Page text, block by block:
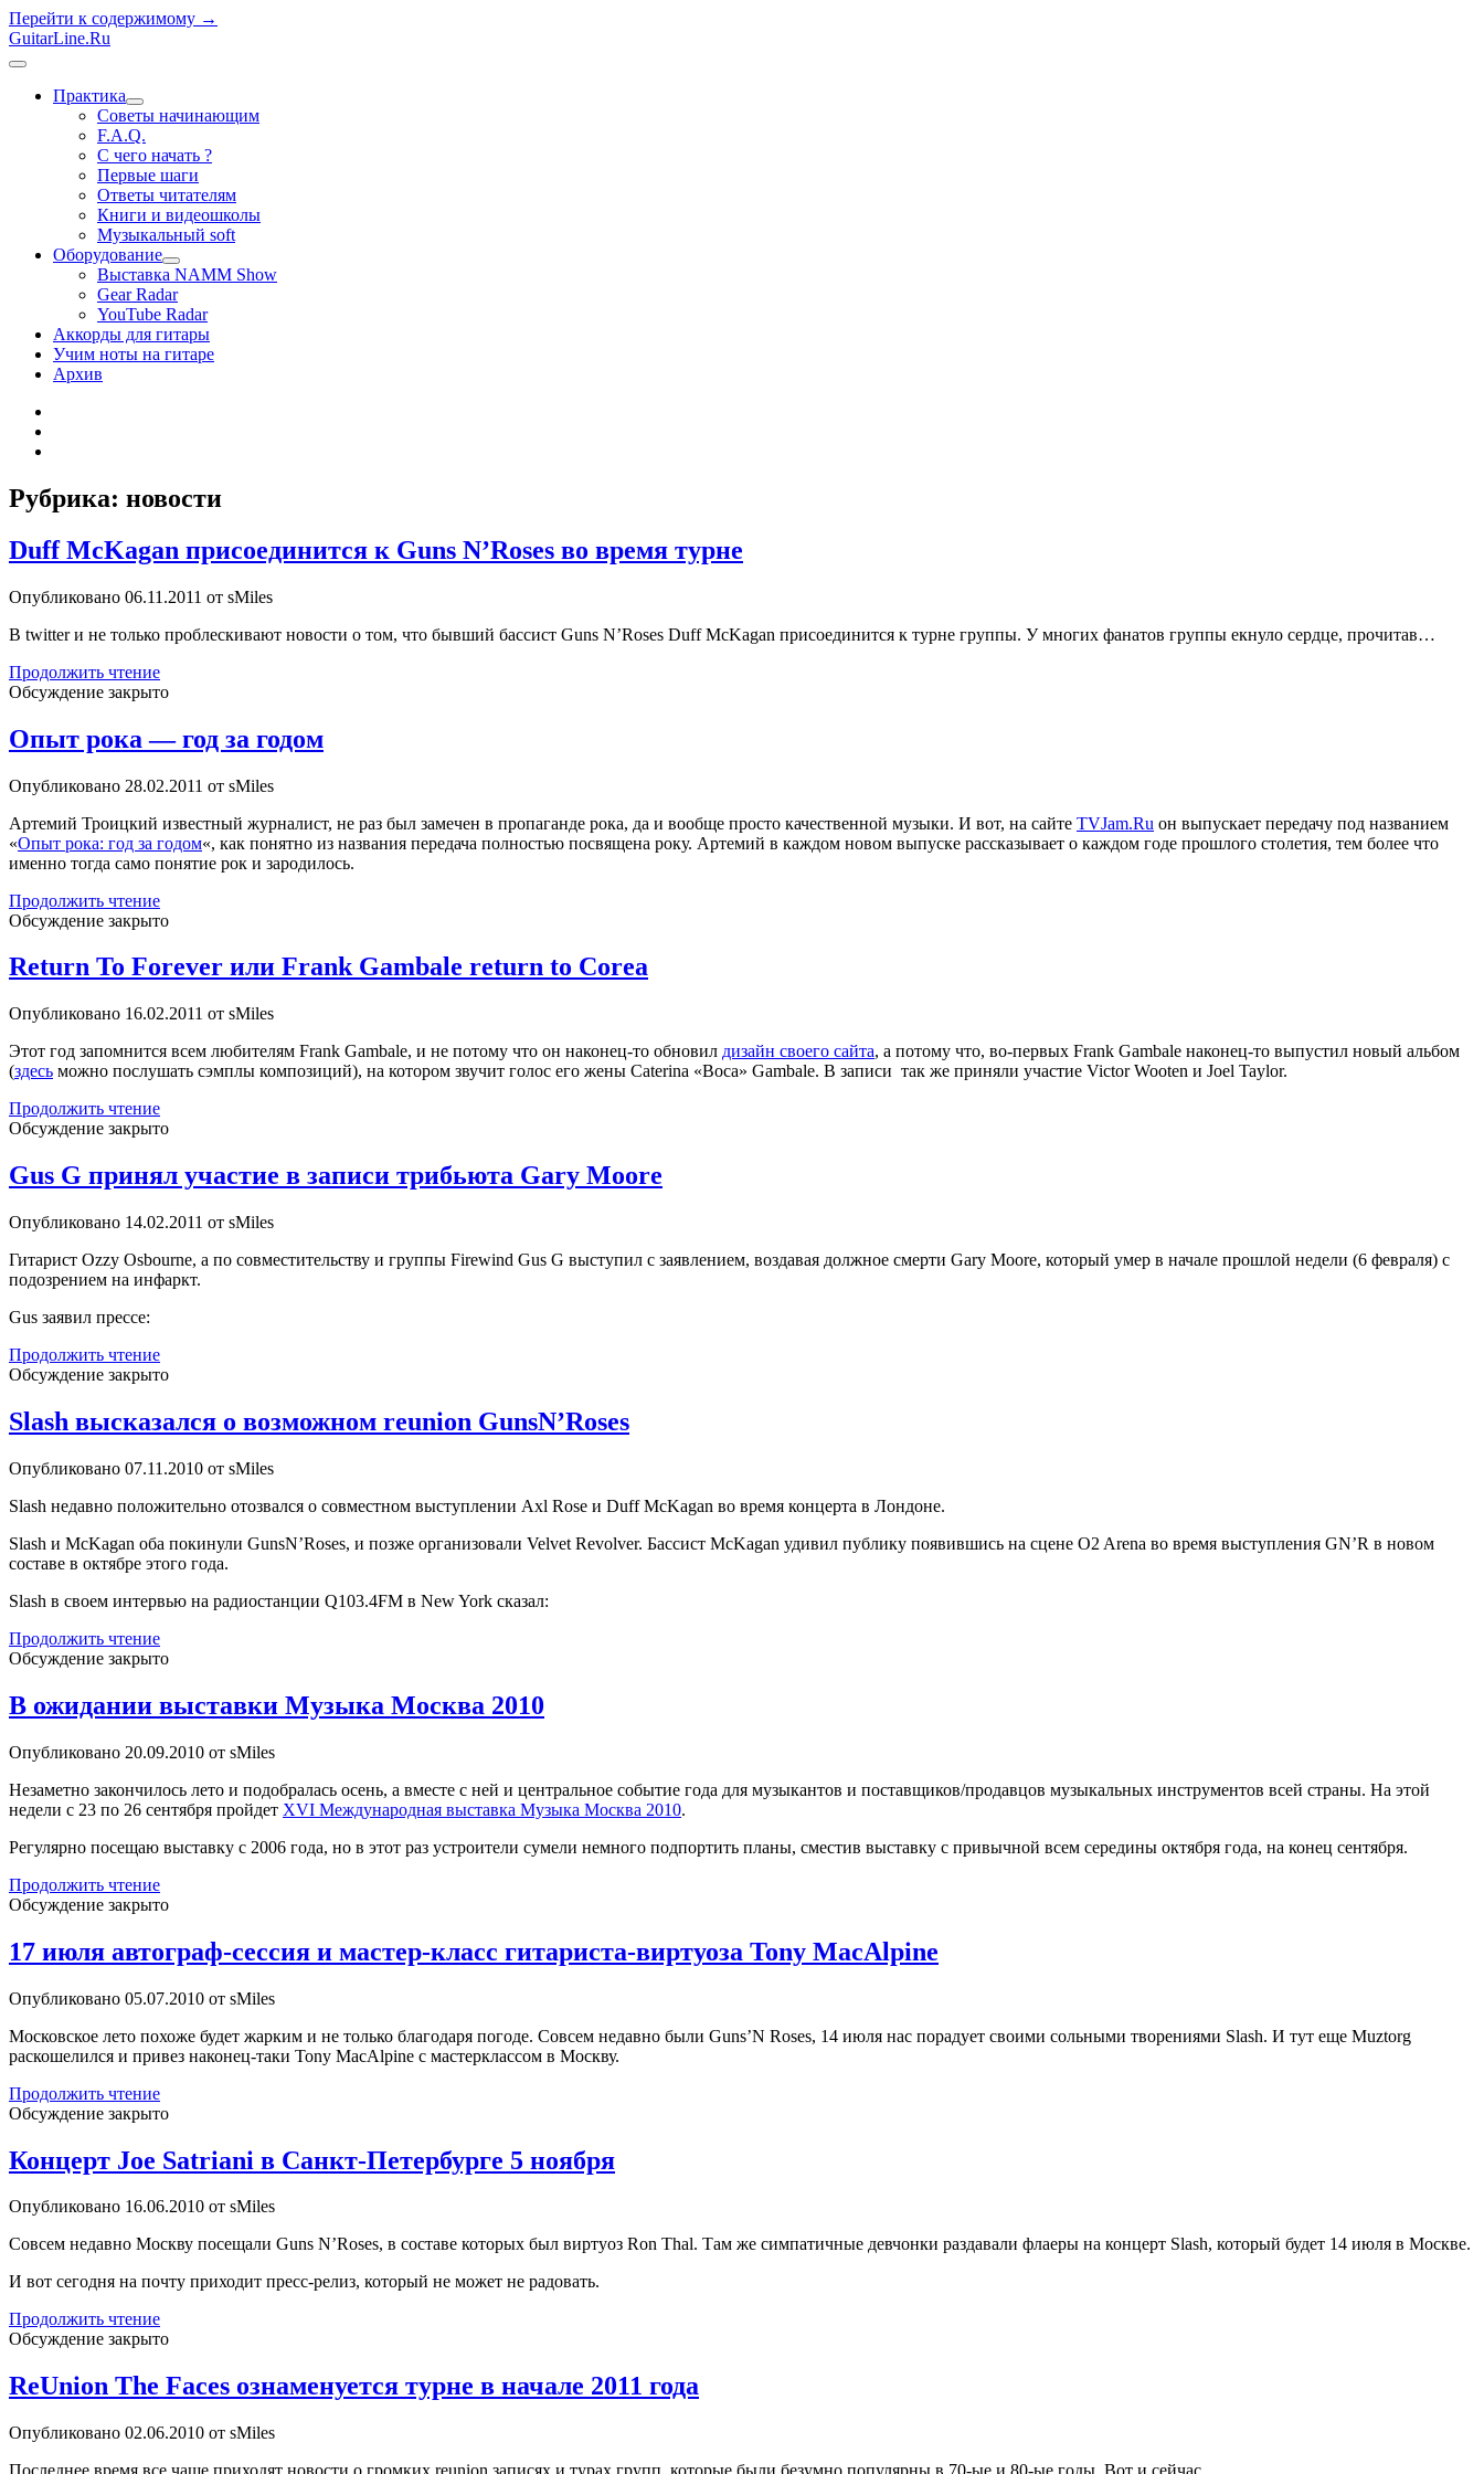
Перейти к содержимому →
GuitarLine.Ru
открыть
Практика
открыть
меню
Советы начинающим
F.A.Q.
С чего начать ?
Первые шаги
Ответы читателям
Книги и видеошколы
Музыкальный soft
Оборудование
открыть
меню
Выставка NAMM Show
Gear Radar
YouTube Radar
Аккорды для гитары
Учим ноты на гитаре
Архив
Рубрика: новости
Duff McKagan присоединится к Guns N’Roses во время турне
Опубликовано 06.11.2011 от sMiles
В twitter и не только проблескивают новости о том, что бывший бассист Guns N’Roses Duff McKagan присоединится к турне группы. У многих фанатов группы екнуло сердце, прочитав…
Продолжить чтениеDuff
McKagan
Guns
во
турне
Обсуждение закрыто
Опыт рока — год за годом
Опубликовано 28.02.2011 от sMiles
Артемий Троицкий известный журналист, не раз был замечен в пропаганде рока, да и вообще просто качественной музыки. И вот, на сайте TVJam.Ru он выпускает передачу под названием
«Опыт рока: год за годом«, как понятно из названия передача полностью посвящена року. Артемий в каждом новом выпуске рассказывает о каждом годе прошлого столетия, тем более что
именно тогда само понятие рок и зародилось.
Продолжить чтениеОпыт
рока
год
за
Обсуждение закрыто
Return To Forever или Frank Gambale return to Corea
Опубликовано 16.02.2011 от sMiles
Этот год запомнится всем любителям Frank Gambale, и не потому что он наконец-то обновил дизайн своего сайта, а потому что, во-первых Frank Gambale наконец-то выпустил новый альбом
(здесь можно послушать сэмплы композиций), на котором звучит голос его жены Caterina «Boca» Gambale. В записи так же приняли участие Victor Wooten и Joel Taylor.
Продолжить чтениеReturn
To
Frank
return
Corea
Обсуждение закрыто
Gus G принял участие в записи трибьюта Gary Moore
Опубликовано 14.02.2011 от sMiles
Гитарист Ozzy Osbourne, а по совместительству и группы Firewind Gus G выступил с заявлением, воздавая должное смерти Gary Moore, который умер в начале прошлой недели (6 февраля) с
подозрением на инфаркт.
Gus заявил прессе:
Продолжить чтениеGus
G
в
трибьюта
Moore
Обсуждение закрыто
Slash высказался о возможном reunion GunsN’Roses
Опубликовано 07.11.2010 от sMiles
Slash недавно положительно отозвался о совместном выступлении Axl Rose и Duff McKagan во время концерта в Лондоне.
Slash и McKagan оба покинули GunsN’Roses, и позже организовали Velvet Revolver. Бассист McKagan удивил публику появившись на сцене O2 Arena во время выступления GN’R в новом
составе в октябре этого года.
Slash в своем интервью на радиостанции Q103.4FM в New York сказал:
Продолжить чтениеSlash
высказался
reunion
Обсуждение закрыто
В ожидании выставки Музыка Москва 2010
Опубликовано 20.09.2010 от sMiles
Незаметно закончилось лето и подобралась осень, а вместе с ней и центральное событие года для музыкантов и поставщиков/продавцов музыкальных инструментов всей страны. На этой
недели с 23 по 26 сентября пройдет XVI Международная выставка Музыка Москва 2010.
Регулярно посещаю выставку с 2006 года, но в этот раз устроители сумели немного подпортить планы, сместив выставку с привычной всем середины октября года, на конец сентября.
Продолжить чтениеВ
ожидании
Музыка
Москва
Обсуждение закрыто
17 июля автограф-сессия и мастер-класс гитариста-виртуоза Tony MacAlpine
Опубликовано 05.07.2010 от sMiles
Московское лето похоже будет жарким и не только благодаря погоде. Совсем недавно были Guns’N Roses, 14 июля нас порадует своими сольными творениями Slash. И тут еще Muztorg
раскошелился и привез наконец-таки Tony MacAlpine с мастерклассом в Москву.
Продолжить чтение17
июля
сессия
и
класс
виртуоза
MacAlpine
Обсуждение закрыто
Концерт Joe Satriani в Санкт-Петербурге 5 ноября
Опубликовано 16.06.2010 от sMiles
Совсем недавно Москву посещали Guns N’Roses, в составе которых был виртуоз Ron Thal. Там же симпатичные девчонки раздавали флаеры на концерт Slash, который будет 14 июля в Москве.
И вот сегодня на почту приходит пресс-релиз, который не может не радовать.
Продолжить чтениеКонцерт
Joe
в
Санкт-
5
Обсуждение закрыто
ReUnion The Faces ознаменуется турне в начале 2011 года
Опубликовано 02.06.2010 от sMiles